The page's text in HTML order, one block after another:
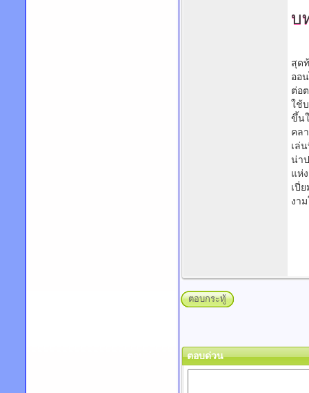
บ
สุด
ออ
ต่อ
ใช้
ขึ้น
คล
เล่
น่า
แห่
เปี่
งา
ตอบกระทู้
ตอบด่วน